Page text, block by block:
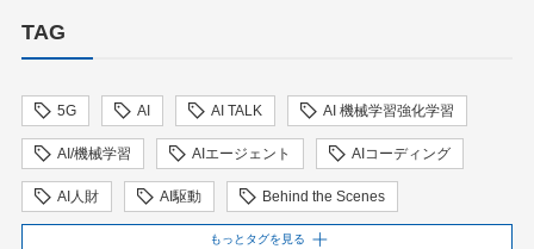
TAG
5G AI AI TALK AI 機械学習強化学習
AI/機械学習 AIエージェント AIコーディング
AI人財 AI駆動 Behind the Scenes
blockchain ChatGPT
もっとタグを見る